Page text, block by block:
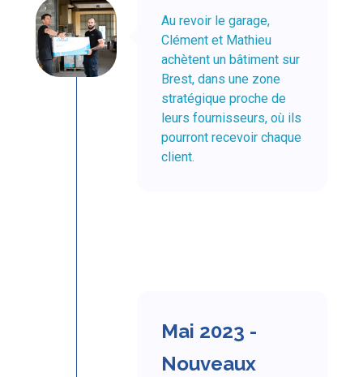
Au revoir le garage,
Clément et Mathieu
achètent un bâtiment sur
Brest, dans une zone
stratégique proche de
leurs fournisseurs, où ils
pourront recevoir chaque
client.
Mai 2023 -
Nouveaux